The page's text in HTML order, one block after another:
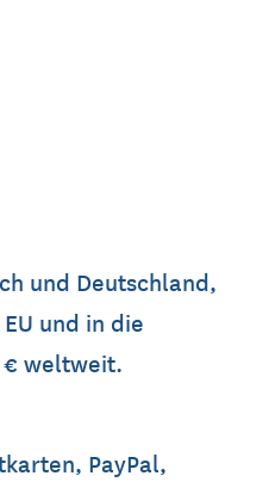
und Deutschland,
und in die
€ weltweit.
PayPal,